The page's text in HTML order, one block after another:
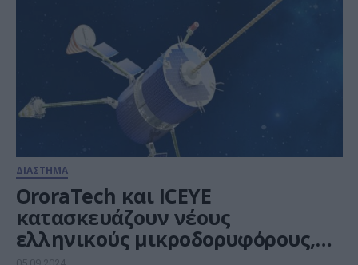
ΔΙΑΣΤΗΜΑ
OroraTech και ICEYE
κατασκευάζουν νέους
ελληνικούς μικροδορυφόρους,